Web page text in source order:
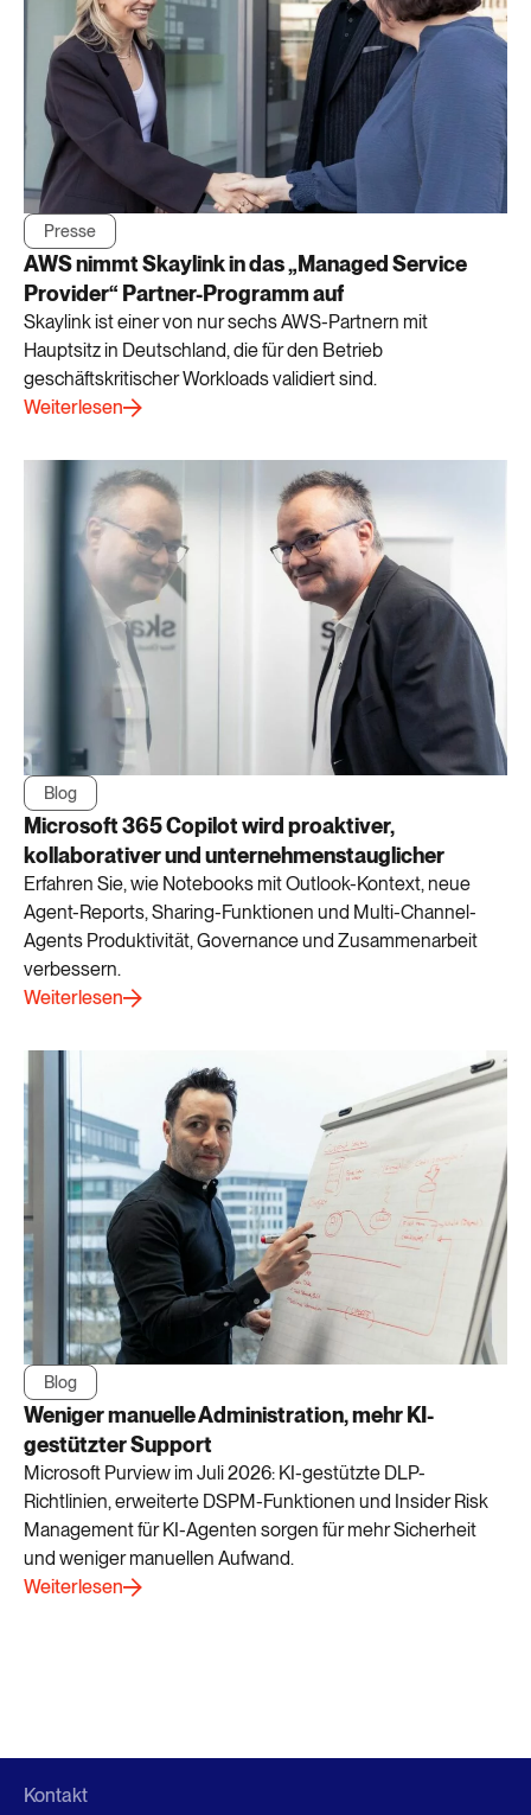
Presse
AWS nimmt Skaylink in das „Managed Service
Provider“ Partner-Programm auf
Skaylink ist einer von nur sechs AWS-Partnern mit
Hauptsitz in Deutschland, die für den Betrieb
geschäftskritischer Workloads validiert sind.
Weiterlesen
Blog
Microsoft 365 Copilot wird proaktiver,
kollaborativer und unternehmenstauglicher
Erfahren Sie, wie Notebooks mit Outlook-Kontext, neue
Agent-Reports, Sharing-Funktionen und Multi-Channel-
Agents Produktivität, Governance und Zusammenarbeit
verbessern.
Weiterlesen
Blog
Weniger manuelle Administration, mehr KI-
gestützter Support
Microsoft Purview im Juli 2026: KI-gestützte DLP-
Richtlinien, erweiterte DSPM-Funktionen und Insider Risk
Management für KI-Agenten sorgen für mehr Sicherheit
und weniger manuellen Aufwand.
Weiterlesen
Kontakt